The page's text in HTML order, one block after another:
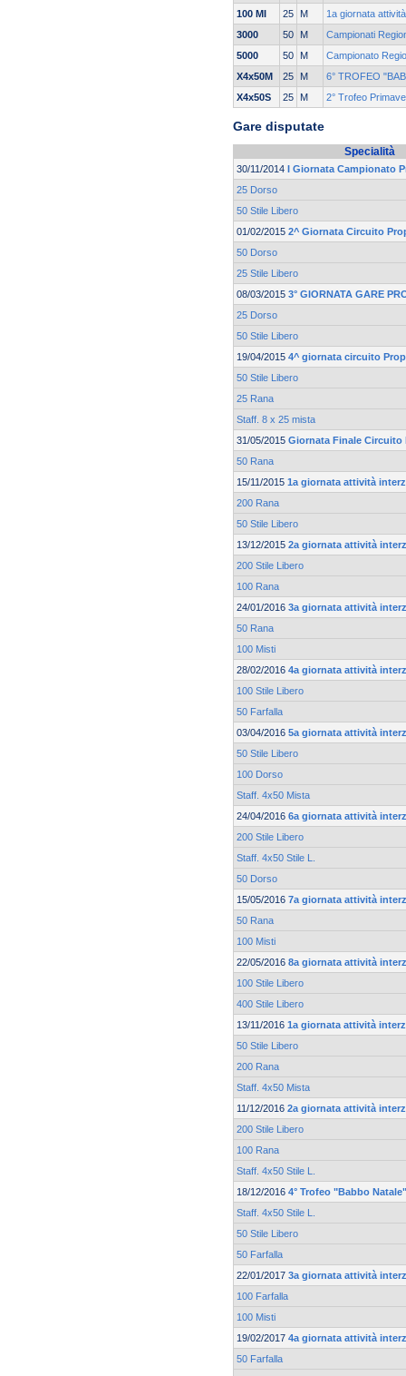
100 MI
25 M
1a giornata
3000
50 M
Campionati
5000
50 M
Campionato
X4x50M
25 M
6° TROFEO
X4x50S
25 M 2° Trofeo
Gare disputate
Specialità
30/11/2014 I Giornata Campionato
25 Dorso
50 Stile Libero
01/02/2015 2^ Giornata Circuito
50 Dorso
25 Stile Libero
08/03/2015 3° GIORNATA GARE
25 Dorso
50 Stile Libero
19/04/2015 4^ giornata circuito
50 Stile Libero
25 Rana
Staff. 8 x 25 mista
31/05/2015 Giornata Finale Circuito
50 Rana
15/11/2015 1a giornata attività
200 Rana
50 Stile Libero
13/12/2015 2a giornata attività
200 Stile Libero
100 Rana
24/01/2016 3a giornata attività
50 Rana
100 Misti
28/02/2016 4a giornata attività
100 Stile Libero
50 Farfalla
03/04/2016 5a giornata attività
50 Stile Libero
100 Dorso
Staff. 4x50 Mista
24/04/2016 6a giornata attività
200 Stile Libero
Staff. 4x50 Stile L.
50 Dorso
15/05/2016 7a giornata attività
50 Rana
100 Misti
22/05/2016 8a giornata attività
100 Stile Libero
400 Stile Libero
13/11/2016 1a giornata attività
50 Stile Libero
200 Rana
Staff. 4x50 Mista
11/12/2016 2a giornata attività
200 Stile Libero
100 Rana
Staff. 4x50 Stile L.
18/12/2016 4° Trofeo "Babbo Natale"
Staff. 4x50 Stile L.
50 Stile Libero
50 Farfalla
22/01/2017 3a giornata attività
100 Farfalla
100 Misti
19/02/2017 4a giornata attività
50 Farfalla